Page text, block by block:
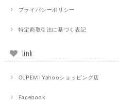
プライバシーポリシー
特定商取引法に基づく表記
Link
OLPEMI Yahooショッピング店
Facebook